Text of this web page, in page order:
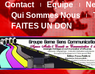
Contact Equipe
Qui Sommes Nous
FAITES UN DON